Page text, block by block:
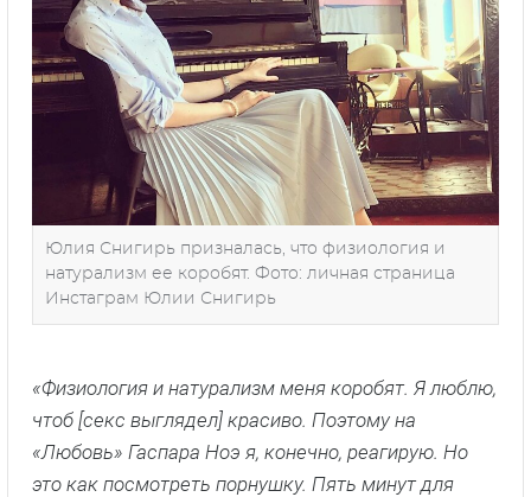
Юлия Снигирь призналась, что физиология и
натурализм ее коробят. Фото: личная страница
Инстаграм Юлии Снигирь
«Физиология и натурализм меня коробят. Я люблю,
чтоб [секс выглядел] красиво. Поэтому на
«Любовь» Гаспара Ноэ я, конечно, реагирую. Но
это как посмотреть порнушку. Пять минут для